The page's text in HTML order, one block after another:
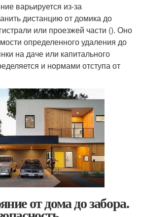
варьируется из-за
дистанцию от домика до
или проезжей части (). Оно
определенного удаления до
на даче или капитального
и нормами отступа от
от дома до забора.